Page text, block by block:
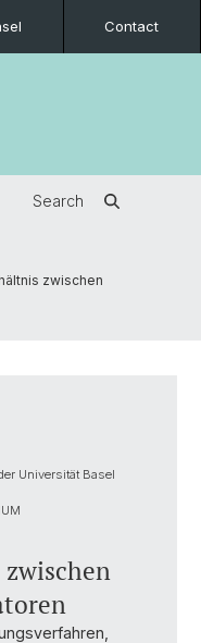
Contact
Search
zwischen
Universität Basel